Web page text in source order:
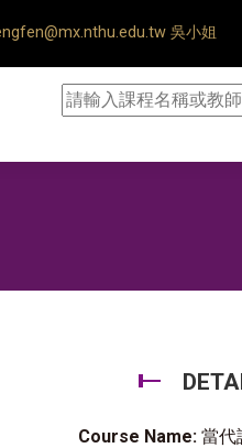
吳小姐
Course Name: 當代